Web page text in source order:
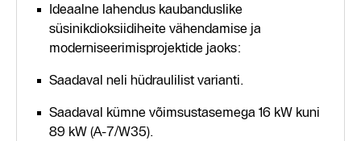
Ideaalne lahendus kaubanduslike
süsinikdioksiidiheite vähendamise ja
moderniseerimisprojektide jaoks:
Saadaval neli hüdraulilist varianti.
Saadaval kümne võimsustasemega 16 kW kuni
89 kW (A-7/W35).